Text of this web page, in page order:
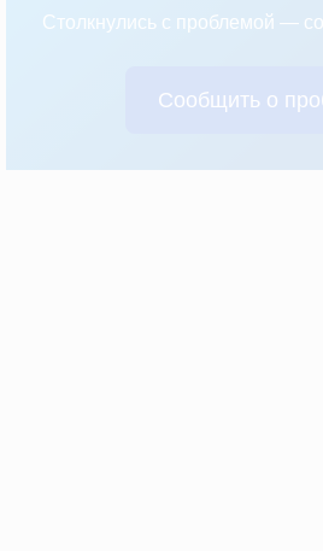
Столкнулись с проблемой —
Сообщить о